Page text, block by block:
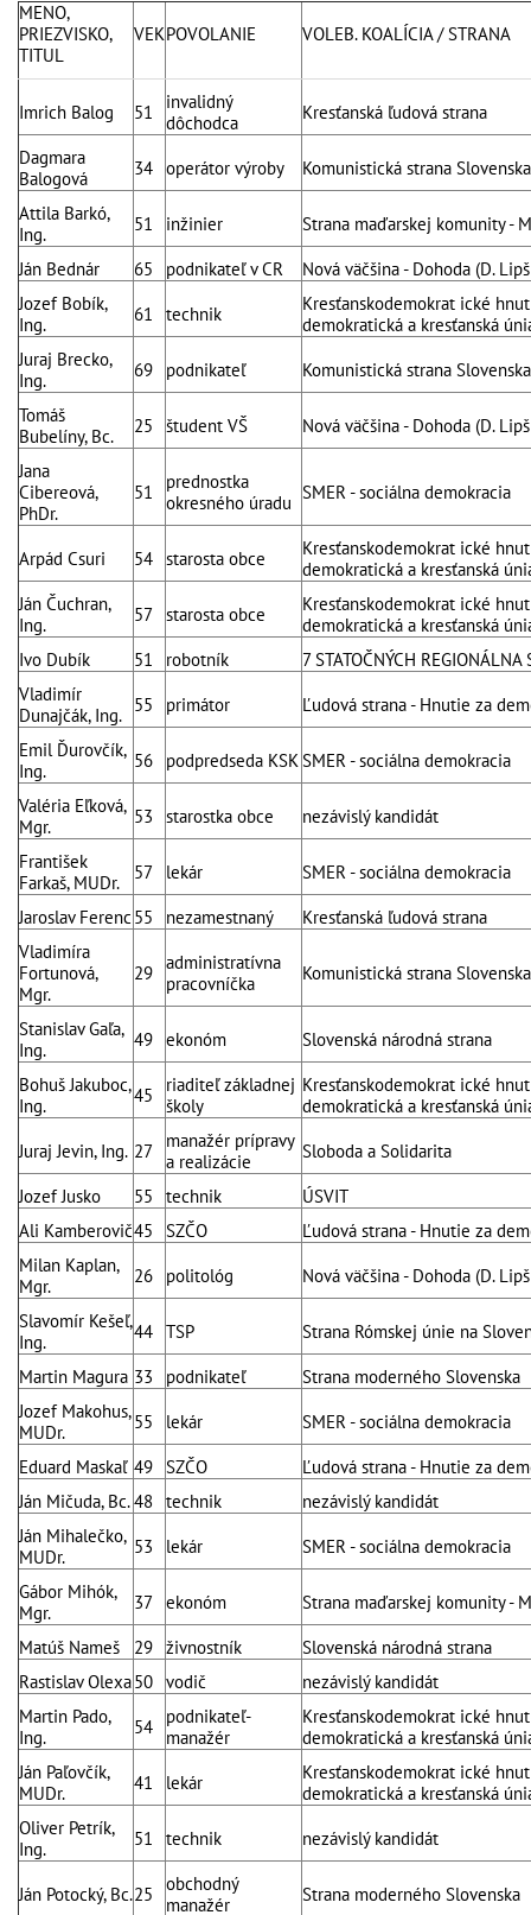
MENO,
PRIEZVISKO,
TITUL
VEKPOVOLANIE VOLEB. KOALÍCIA / STRANA
Imrich Balog 51
invalidný
dôchodca
Kresťanská ľudová strana
Dagmara
Balogová
34 operátor výroby
Komunistická strana Slovenska
Attila Barkó,
Ing.
51 inžinier
Strana maďarskej komunity -
Ján Bednár
65 podnikateľ v CR
Nová väčšina - Dohoda (D.
Jozef Bobík,
Ing.
61 technik
Kresťanskodemokrat ické
demokratická a kresťanská
Juraj Brecko,
Ing.
69 podnikateľ
Komunistická strana Slovenska
Tomáš
Bubelíny, Bc.
25 študent VŠ
Nová väčšina - Dohoda (D.
Jana
Cibereová,
PhDr.
51
prednostka
okresného úradu SMER - sociálna demokracia
Arpád Csuri 54 starosta obce
Kresťanskodemokrat ické
demokratická a kresťanská
Ján Čuchran,
Ing.
57 starosta obce
Kresťanskodemokrat ické
demokratická a kresťanská
Ivo Dubík
51 robotník
7 STATOČNÝCH
Vladimír
Dunajčák, Ing. 55 primátor
Ľudová strana - Hnutie za
Emil Ďurovčík,
Ing.
56 podpredseda KSKSMER - sociálna demokracia
Valéria Eľková,
Mgr.
53 starostka obce
nezávislý kandidát
František
Farkaš, MUDr.
57 lekár
SMER - sociálna demokracia
Jaroslav Ferenc 55 nezamestnaný
Kresťanská ľudová strana
Vladimíra
Fortunová,
Mgr.
29 administratívna
pracovníčka
Komunistická strana Slovenska
Stanislav Gaľa,
Ing.
49 ekonóm
Slovenská národná strana
Bohuš Jakuboc,
Ing.
45
riaditeľ základnej
školy
Kresťanskodemokrat ické
demokratická a kresťanská
Juraj Jevin, Ing. 27
manažér prípravy
a realizácie
Sloboda a Solidarita
Jozef Jusko
55 technik
ÚSVIT
Ali Kamberovič45 SZČO
Ľudová strana - Hnutie za
Milan Kaplan,
Mgr.
26 politológ
Nová väčšina - Dohoda (D.
Slavomír Kešeľ,
Ing.
44 TSP
Strana Rómskej únie na
Martin Magura 33 podnikateľ
Strana moderného Slovenska
Jozef Makohus,
MUDr.
55 lekár
SMER - sociálna demokracia
Eduard Maskaľ 49 SZČO
Ľudová strana - Hnutie za
Ján Mičuda, Bc.48 technik
nezávislý kandidát
Ján Mihalečko,
MUDr.
53 lekár
SMER - sociálna demokracia
Gábor Mihók,
Mgr.
37 ekonóm
Strana maďarskej komunity -
Matúš Nameš
29 živnostník
Slovenská národná strana
Rastislav Olexa50 vodič
nezávislý kandidát
Martin Pado,
Ing.
54
podnikateľ-
manažér
Kresťanskodemokrat ické
demokratická a kresťanská
Ján Paľovčík,
MUDr.
41 lekár
Kresťanskodemokrat ické
demokratická a kresťanská
Oliver Petrík,
Ing.
51 technik nezávislý kandidát
Ján Potocký, Bc.25
obchodný
manažér
Strana moderného Slovenska